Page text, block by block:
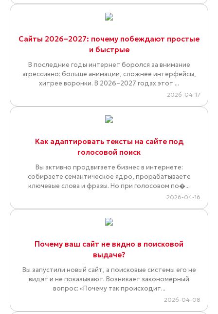
Сайты 2026–2027: почему побеждают простые
и быстрые
В последние годы интернет боролся за внимание
агрессивно: больше анимации, сложнее интерфейсы,
хитрее воронки. В 2026–2027 годах этот ...
2026-04-17
Как адаптировать тексты на сайте под
голосовой поиск
Вы активно продвигаете бизнес в интернете:
собираете семантическое ядро, прорабатываете
ключевые слова и фразы. Но при голосовом по�...
2026-04-16
Почему ваш сайт не видно в поисковой
выдаче?
Вы запустили новый сайт, а поисковые системы его не
видят и не показывают. Возникает закономерный
вопрос: «Почему так происходит...
2026-04-08